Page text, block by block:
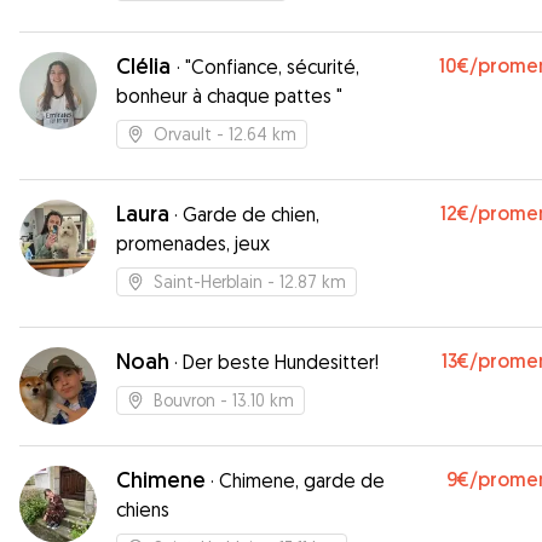
Clélia · "Confiance, sécurité,
bonheur à chaque pattes "
10€/
Orvault - 12.64 km
Laura · Garde de chien,
promenades, jeux
12€/
Saint-Herblain - 12.87 km
Noah · Der beste Hundesitter! 13€/
Bouvron - 13.10 km
Chimene · Chimene, garde de
chiens
9€/